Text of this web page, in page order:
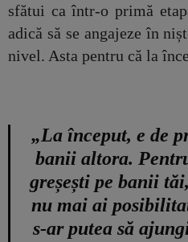
sfătui ca într-o primă
adică să se angajeze în
nivel. Asta pentru că la
„La început, e de
banii altora.
greșești pe banii
nu mai ai
s-ar putea să